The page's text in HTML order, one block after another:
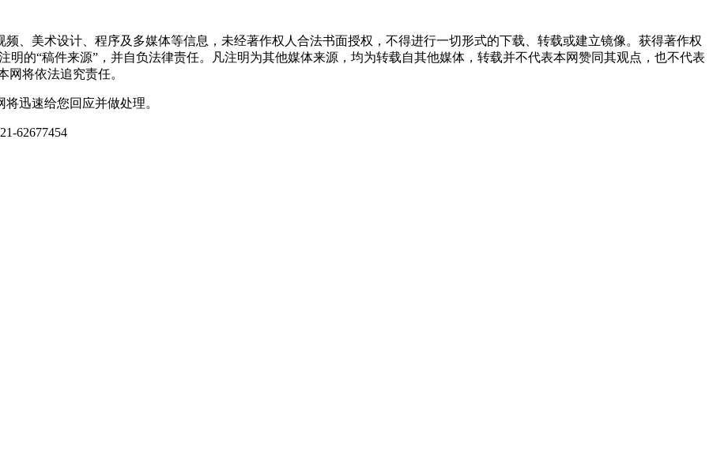
、美术设计、程序及多媒体等信息，未经著作权人合法书面授权，不得进行一切形式的下载、转载或建立镜像。获得著作权
明的“稿件来源”，并自负法律责任。凡注明为其他媒体来源，均为转载自其他媒体，转载并不代表本网赞同其观点，也不代表
网将依法追究责任。
迅速给您回应并做处理。
62677454